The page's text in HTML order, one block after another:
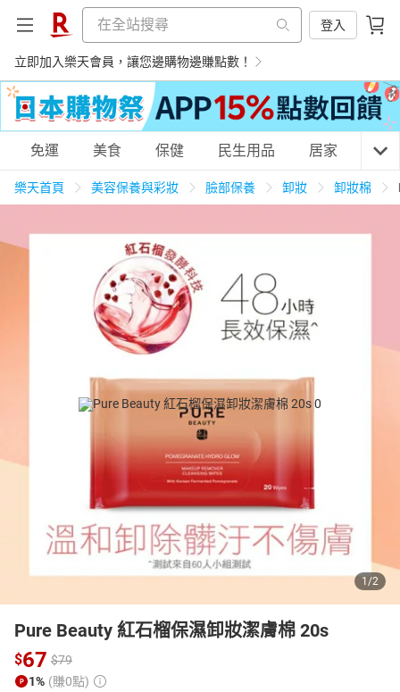
登入
立即加入樂天會員，讓您邊購物邊賺點數！
購物網分類
美食蛋糕
3C家電 運動休閒
男裝 化妝保養
電子/紙本書
免運 美食 保健 民生用品 居家 3C
樂天首頁 美容保養與彩妝 臉部保養 卸妝 卸妝棉
1 /2
Pure Beauty 紅石榴保濕卸妝潔膚棉 20s
$67 $79
1% (賺0點)